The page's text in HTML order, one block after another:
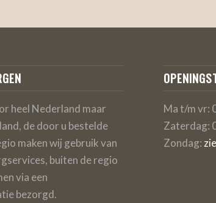
heel Nederland maar
de door u bestelde
maken wij gebruik van
buiten de regio
via een
bezorgd.
Ma t/m vr:
Zaterdag:
Zondag: